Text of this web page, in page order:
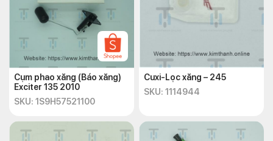
Cụm phao xăng (Báo xăng)
Exciter 135 2010
SKU: 1S9H57521100
Cuxi-Lọc xăng – 245
SKU: 1114944